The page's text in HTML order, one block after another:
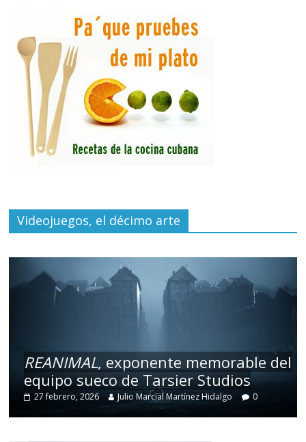
Videojuegos, el décimo arte
REANIMAL, exponente memorable del
equipo sueco de Tarsier Studios
27 febrero, 2026 Julio Marcial Martínez Hidalgo 0